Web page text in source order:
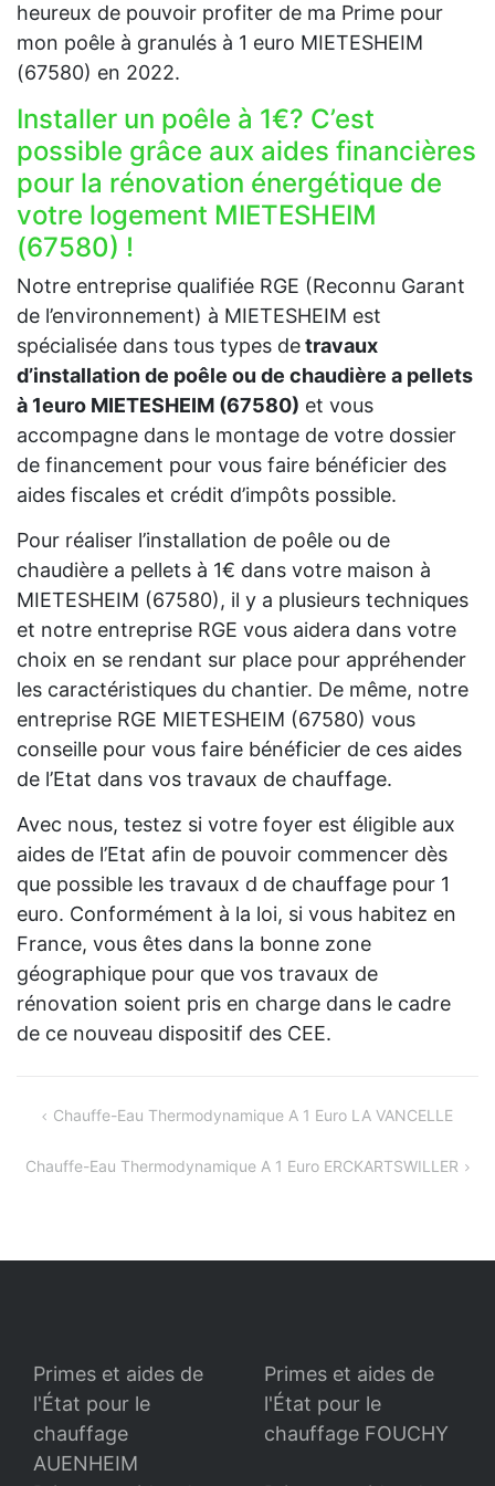
heureux de pouvoir profiter de ma Prime pour
mon poêle à granulés à 1 euro MIETESHEIM
(67580) en 2022.
Installer un poêle à 1€? C’est
possible grâce aux aides financières
pour la rénovation énergétique de
votre logement MIETESHEIM
(67580) !
Notre entreprise qualifiée RGE (Reconnu Garant
de l’environnement) à MIETESHEIM est
spécialisée dans tous types detravaux
d’installation de poêle ou de chaudière a pellets
à 1euro MIETESHEIM (67580) et vous
accompagne dans le montage de votre dossier
de financement pour vous faire bénéficier des
aides fiscales et crédit d’impôts possible.
Pour réaliser l’installation de poêle ou de
chaudière a pellets à 1€ dans votre maison à
MIETESHEIM (67580), il y a plusieurs techniques
et notre entreprise RGE vous aidera dans votre
choix en se rendant sur place pour appréhender
les caractéristiques du chantier. De même, notre
entreprise RGE MIETESHEIM (67580) vous
conseille pour vous faire bénéficier de ces aides
de l’Etat dans vos travaux de chauffage.
Avec nous, testez si votre foyer est éligible aux
aides de l’Etat afin de pouvoir commencer dès
que possible les travaux d de chauffage pour 1
euro. Conformément à la loi, si vous habitez en
France, vous êtes dans la bonne zone
géographique pour que vos travaux de
rénovation soient pris en charge dans le cadre
de ce nouveau dispositif des CEE.
Navigation
Chauffe-Eau Thermodynamique A 1 Euro LA VANCELLE
Chauffe-Eau Thermodynamique A 1 Euro ERCKARTSWILLER
Primes et aides de
l'État pour le
chauffage
AUENHEIM
Primes et aides de
l'État pour le
chauffage FOUCHY